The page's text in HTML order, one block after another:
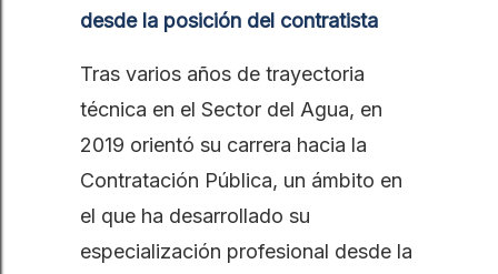
desde la posición del contratista
Tras varios años de trayectoria
técnica en el Sector del Agua, en
2019 orientó su carrera hacia la
Contratación Pública, un ámbito en
el que ha desarrollado su
especialización profesional desde la